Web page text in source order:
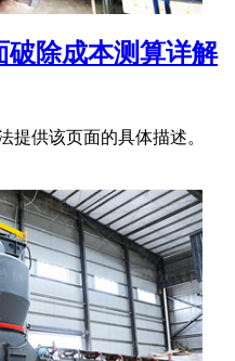
破除成本测算详解
提供该页面的具体描述。